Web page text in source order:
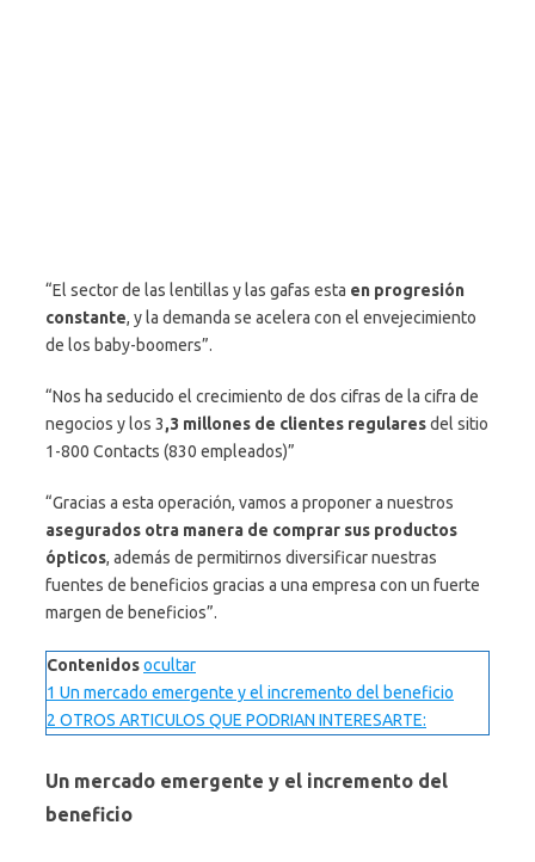
“El sector de las lentillas y las gafas esta en progresión
constante, y la demanda se acelera con el envejecimiento
de los baby-boomers”.
“Nos ha seducido el crecimiento de dos cifras de la cifra de
negocios y los 3,3 millones de clientes regularesdel sitio
1-800 Contacts (830 empleados)”
“Gracias a esta operación, vamos a proponer a nuestros
asegurados otra manera de comprar sus productos
ópticos, además de permitirnos diversificar nuestras
fuentes de beneficios gracias a una empresa con un fuerte
margen de beneficios”.
Contenidosocultar
1 Un mercado emergente y el incremento del beneficio
2 OTROS ARTICULOS QUE PODRIAN INTERESARTE:
Un mercado emergente y el incremento del
beneficio